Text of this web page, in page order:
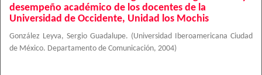
desempeño académico de los docentes de la
Universidad de Occidente, Unidad los Mochis
González Leyva, Sergio Guadalupe. (Universidad Iberoamericana Ciudad
de México. Departamento de Comunicación, 2004)